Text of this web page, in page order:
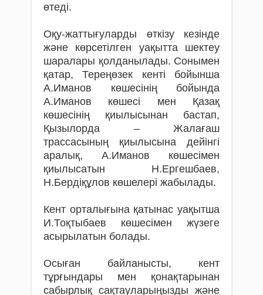
өтеді.
Оқу-жаттығуларды өткізу кезінде
және көрсетілген уақытта шектеу
шаралары қолданылады. Сонымен
қатар, Тереңөзек кенті бойынша
А.Иманов көшесінің бойында
А.Иманов көшесі мен Қазақ
көшесінің қиылысынан бастап,
Қызылорда – Жалағаш
трассасының қиылысына дейінгі
аралық, А.Иманов көшесімен
қиылысатын Н.Ергешбаев,
Н.Бердіқұлов көшелері жабылады.
Кент орталығына қатынас уақытша
И.Тоқтыбаев көшесімен жүзеге
асырылатын болады.
Осыған байланысты, кент
тұрғындары мен қонақтарынан
сабырлық сақтауларыңызды және